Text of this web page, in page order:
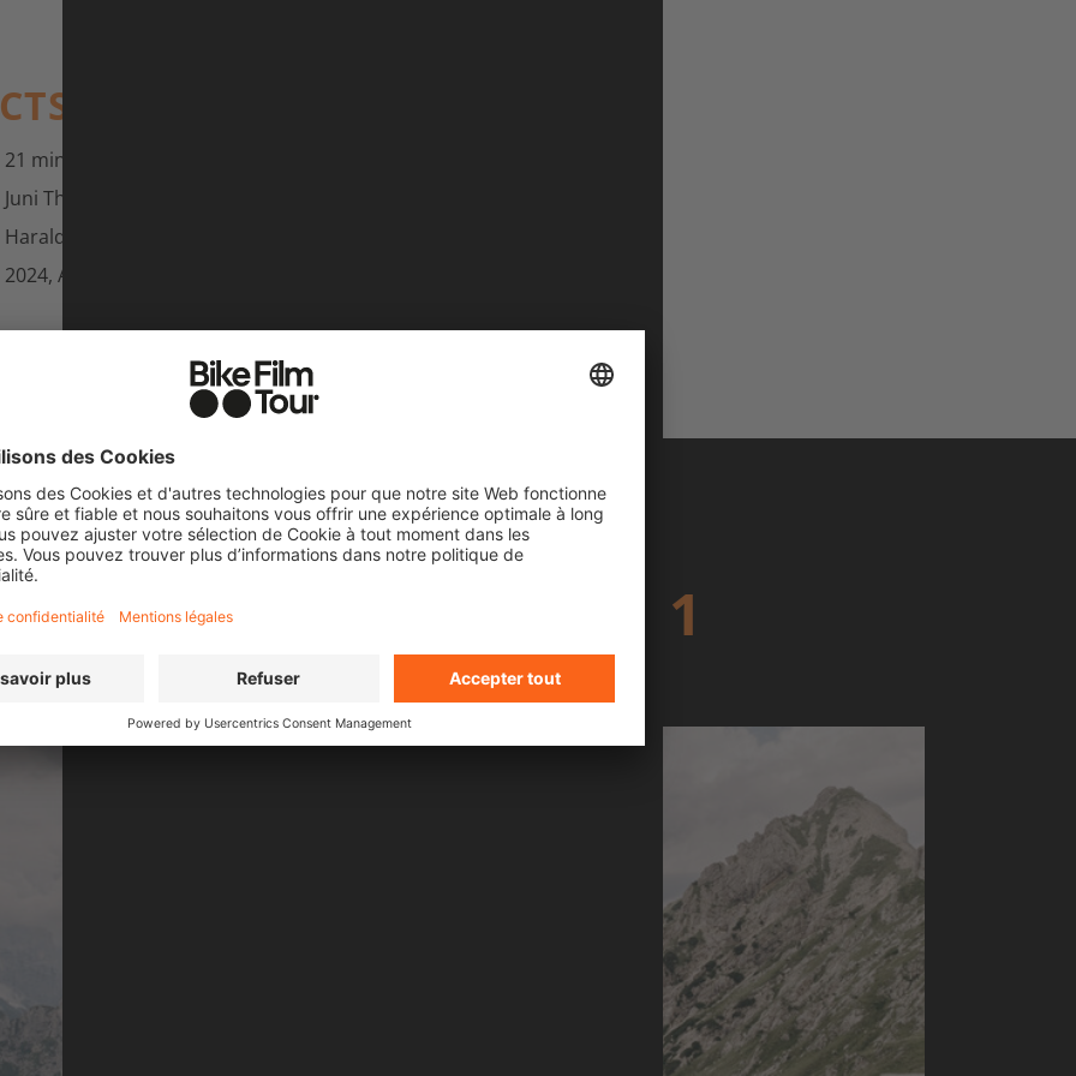
21 min
Juni Thalmann
Harald Philipp
2024, Allemagne et Italie, c:dub films
FILMS DE SEASON 1